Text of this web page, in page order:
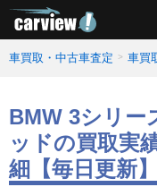
車買取・中古車査定 車買
BMW 3シリー
ッドの買取実
細【毎日更新】